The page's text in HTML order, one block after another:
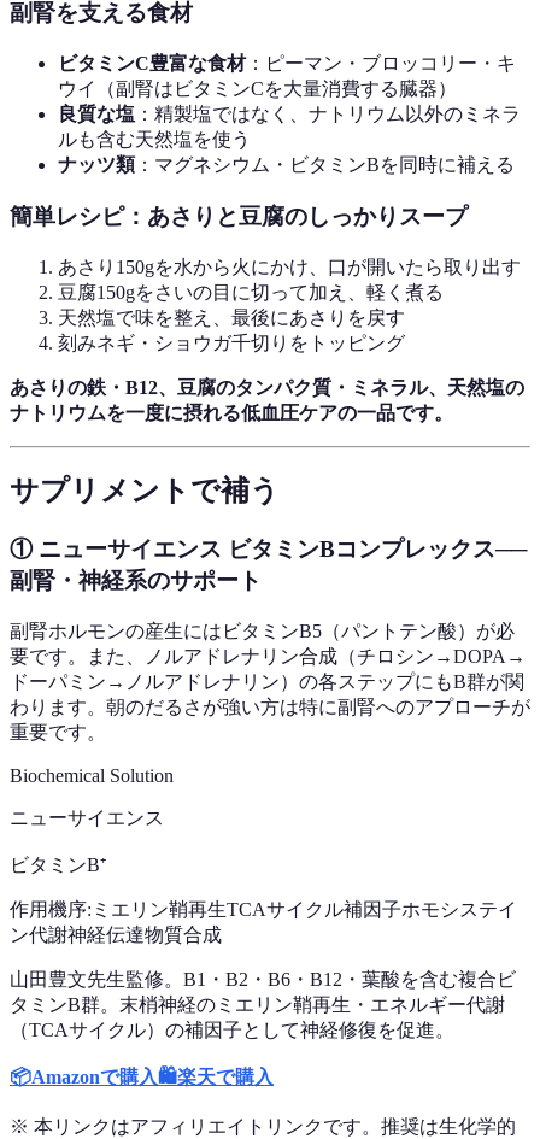
副腎を支える食材
ビタミンC豊富な食材：ピーマン・ブロッコリー・キ
ウイ（副腎はビタミンCを大量消費する臓器）
良質な塩 ：精製塩ではなく、ナトリウム以外のミネラ
ルも含む天然塩を使う
ナッツ類：マグネシウム・ビタミンBを同時に補える
簡単レシピ：あさりと豆腐のしっかりスープ
あさり150gを水から火にかけ、口が開いたら取り出す
豆腐150gをさいの目に切って加え、軽く煮る
天然塩で味を整え、最後にあさりを戻す
刻みネギ・ショウガ千切りをトッピング
あさりの鉄・B12、豆腐のタンパク質・ミネラル、天然塩の
ナトリウムを一度に摂れる低血圧ケアの一品です。
サプリメントで補う
① ニューサイエンス ビタミンBコンプレックス──
副腎・神経系のサポート
副腎ホルモンの産生にはビタミンB5（パントテン酸）が必
要です。また、ノルアドレナリン合成（チロシン→DOPA→
ドーパミン→ノルアドレナリン）の各ステップにもB群が関
わります。朝のだるさが強い方は特に副腎へのアプローチが
重要です。
Biochemical Solution
ニューサイエンス
ビタミンB⁺
作用機序: ミエリン鞘再生TCAサイクル補因子ホモシステイ
ン代謝神経伝達物質合成
山田豊文先生監修。B1・B2・B6・B12・葉酸を含む複合ビ
タミンB群。末梢神経のミエリン鞘再生・エネルギー代謝
（TCAサイクル）の補因子として神経修復を促進。
📦Amazonで購入🛍️楽天で購入
※ 本リンクはアフィリエイトリンクです。推奨は生化学的